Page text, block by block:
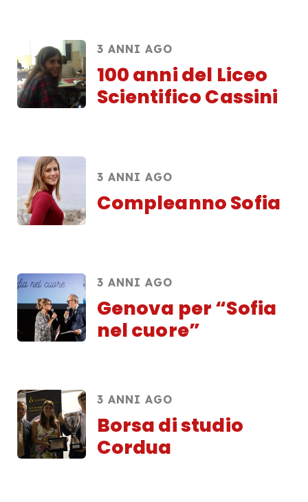
3 ANNI AGO
100 anni del Liceo
Scientifico Cassini
3 ANNI AGO
Compleanno Sofia
3 ANNI AGO
Genova per “Sofia
nel cuore”
3 ANNI AGO
Borsa di studio
Cordua